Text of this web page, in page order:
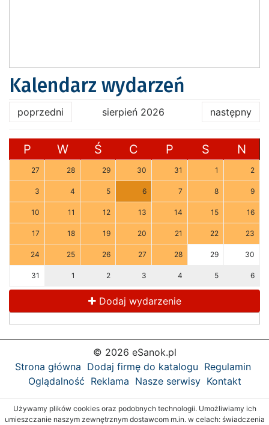
Kalendarz wydarzeń
poprzedni sierpień 2026 następny
P W Ś C P S N
27 28 29 30 31 1 2
3 4 5 6 7 8 9
10 11 12 13 14 15 16
17 18 19 20 21 22 23
24 25 26 27 28 29 30
31 1 2 3 4 5 6
Dodaj wydarzenie
© 2026 eSanok.pl
Strona główna Dodaj firmę do katalogu Regulamin
Oglądalność Reklama Nasze serwisy Kontakt
Używamy plików cookies oraz podobnych technologii. Umożliwiamy ich
umieszczanie naszym zewnętrznym dostawcom m.in. w celach: świadczenia